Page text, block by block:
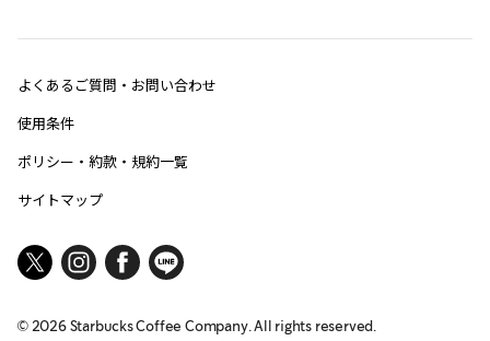
よくあるご質問・お問い合わせ
使用条件
ポリシー・約款・規約一覧
サイトマップ
© 2026Starbucks Coffee Company. All rights reserved.